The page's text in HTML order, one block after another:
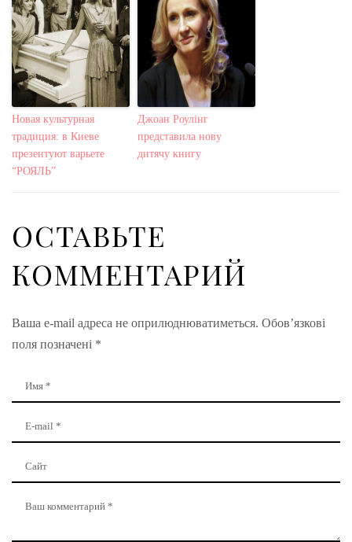
Новая культурная
традиция: в Киеве
презентуют варьете
“РОЯЛЬ”
Джоан Роулінг
представила нову
дитячу книгу
ОСТАВЬТЕ
КОММЕНТАРИЙ
Ваша e-mail адреса не оприлюднюватиметься. Обов’язкові
поля позначені *